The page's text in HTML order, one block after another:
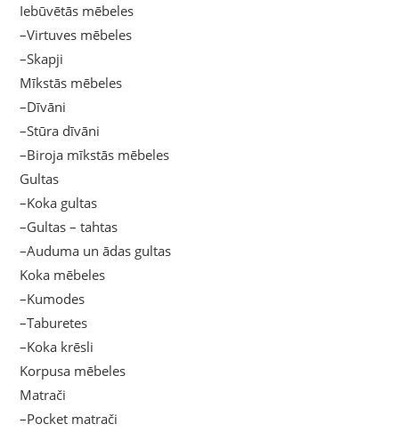
Iebūvētās mēbeles
–Virtuves mēbeles
–Skapji
Mīkstās mēbeles
–Dīvāni
–Stūra dīvāni
–Biroja mīkstās mēbeles
Gultas
–Koka gultas
–Gultas – tahtas
–Auduma un ādas gultas
Koka mēbeles
–Kumodes
–Taburetes
–Koka krēsli
Korpusa mēbeles
Matrači
–Pocket matrači